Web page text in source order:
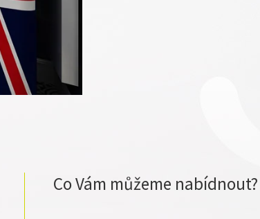
Co Vám můžeme nabídnout?